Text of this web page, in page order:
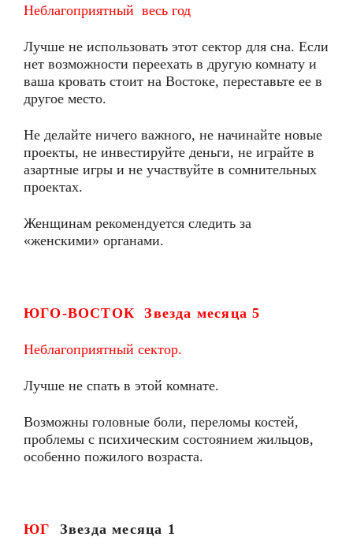
Неблагоприятный весь год
Лучше не использовать этот сектор для сна. Если
нет возможности переехать в другую комнату и
ваша кровать стоит на Востоке, переставьте ее в
другое место.
Не делайте ничего важного, не начинайте новые
проекты, не инвестируйте деньги, не играйте в
азартные игры и не участвуйте в сомнительных
проектах.
Женщинам рекомендуется следить за
«женскими» органами.
ЮГО-ВОСТОК Звезда месяца 5
Неблагоприятный сектор.
Лучше не спать в этой комнате.
Возможны головные боли, переломы костей,
проблемы с психическим состоянием жильцов,
особенно пожилого возраста.
ЮГ Звезда месяца 1